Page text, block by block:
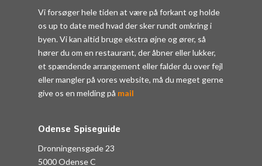
Vi forsøger hele tiden at være på forkant og holde
os up to date med hvad der sker rundt omkring i
byen. Vi kan altid bruge ekstra øjne og ører, så
hører du om en restaurant, der åbner eller lukker,
et spændende arrangement eller falder du over fejl
eller mangler på vores website, må du meget gerne
give os en melding på mail
Odense Spiseguide
Dronningensgade 23
5000 Odense C